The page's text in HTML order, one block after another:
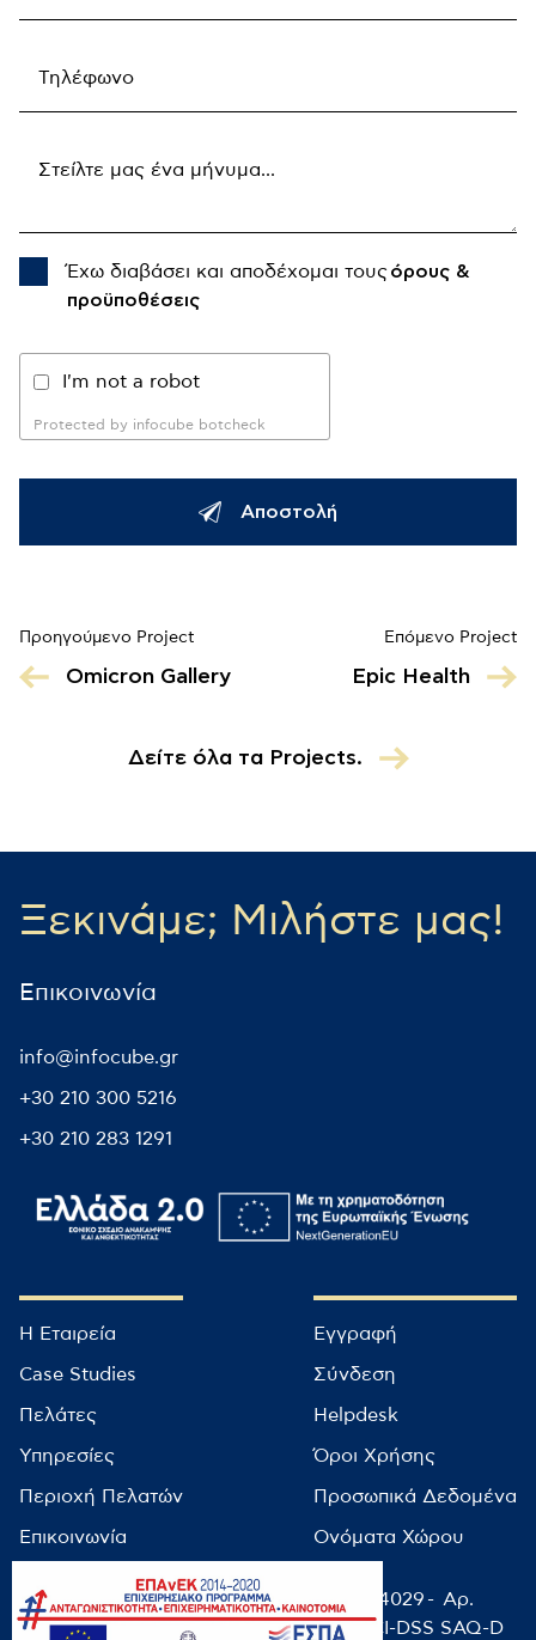
Έχω διαβάσει και αποδέχομαι τουςόρους &
προϋποθέσεις
I'm not a robot
Protected by infocube botcheck
Αποστολή
Προηγούμενο Project
Omicron Gallery
Επόμενο Project
Epic Health
Δείτε όλα τα Projects.
Ξεκινάμε; Μιλήστε μας!
Επικοινωνία
info@infocube.gr
+30 210 300 5216
+30 210 283 1291
Η Εταιρεία
Case Studies
Πελάτες
Υπηρεσίες
Περιοχή Πελατών
Επικοινωνία
Εγγραφή
Σύνδεση
Helpdesk
Όροι Χρήσης
Προσωπικά Δεδομένα
Ονόματα Χώρου
© infocube 2022 - Αρ. Μητρώου ΕΕΤΤ: 14029 - Αρ.
ΓΕΜΗ: 9499501000 / NIST-CSF-2.0 / PCI-DSS SAQ-D